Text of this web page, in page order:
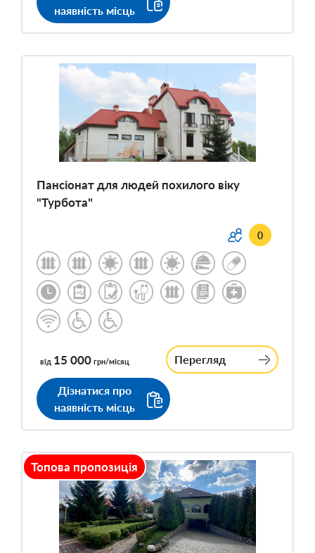
наявність місць
Пансіонат для людей похилого віку
"Турбота"
0
від 15 000 грн/місяц Перегляд
Дізнатися про
наявність місць
Топова пропозиція